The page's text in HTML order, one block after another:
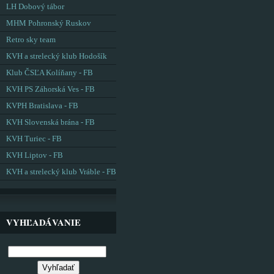
LH Dobový tábor
MHM Pohronský Ruskov
Retro sky team
KVH a strelecký klub Hodošík
Klub ČSĽA Kolíňany - FB
KVH PS Záhorská Ves - FB
KVPH Bratislava - FB
KVH Slovenská brána - FB
KVH Turiec - FB
KVH Liptov - FB
KVH a strelecký klub Vráble - FB
VYHĽADÁVANIE